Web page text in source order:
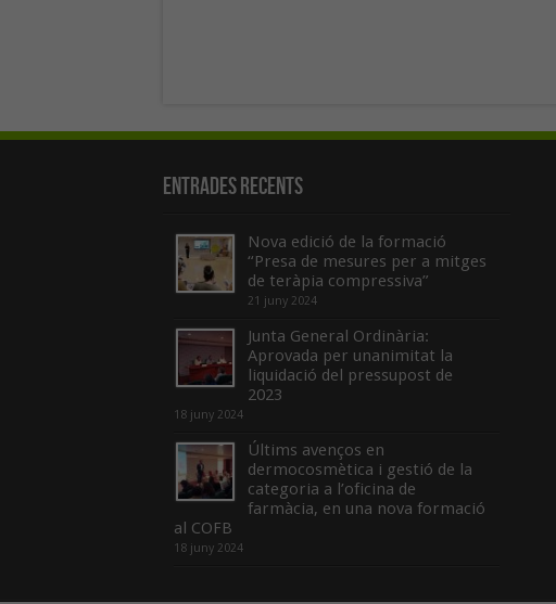
Entrades recents
Nova edició de la formació
“Presa de mesures per a mitges
de teràpia compressiva”
21 juny 2024
Junta General Ordinària:
Aprovada per unanimitat la
liquidació del pressupost de
2023
18 juny 2024
Últims avenços en
dermocosmètica i gestió de la
categoria a l’oficina de
farmàcia, en una nova formació
al COFB
18 juny 2024